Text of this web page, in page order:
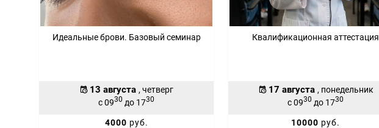
Идеальные брови. Базовый семинар
13 августа , четверг
с 0930 до 1730
4000 руб.
Квалификационная аттестация
17 августа , понедельник
с 0930 до 1730
10000 руб.